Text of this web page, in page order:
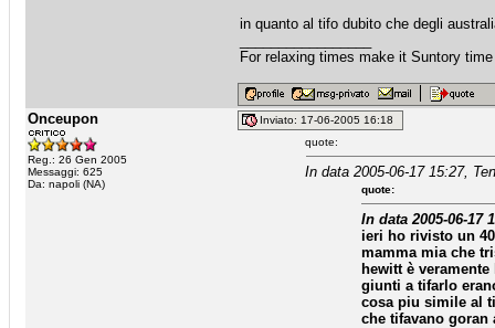
in quanto al tifo dubito che degli
For relaxing times make it Suntory time
Onceupon
Reg.: 26 Gen 2005
Messaggi: 625
Da: napoli (NA)
Inviato: 17-06-2005 16:18
quote:
In data 2005-06-17 15:27,
quote:
In data 2005-06-17
ieri ho rivisto un
mamma mia che
hewitt è
giunti a tifarlo
cosa piu simile al
che tifavano goran